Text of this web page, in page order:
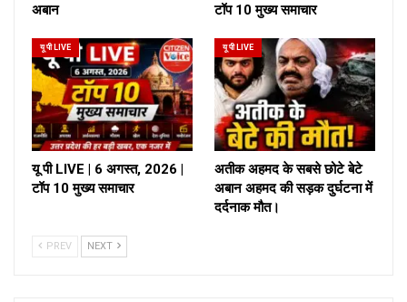
अबान
टॉप 10 मुख्य समाचार
यू पी LIVE
यू पी LIVE | 6 अगस्त, 2026 |
टॉप 10 मुख्य समाचार
यू पी LIVE
अतीक अहमद के सबसे छोटे बेटे
अबान अहमद की सड़क दुर्घटना में
दर्दनाक मौत।
PREV NEXT